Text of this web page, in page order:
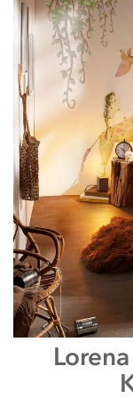
der
Bildergalerie
springen
Lorena